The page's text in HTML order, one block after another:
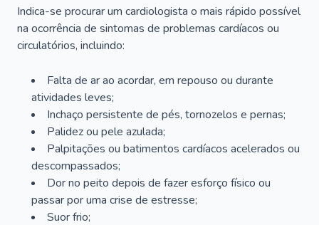
Indica-se procurar um cardiologista o mais rápido possível
na ocorrência de sintomas de problemas cardíacos ou
circulatórios, incluindo:
Falta de ar ao acordar, em repouso ou durante
atividades leves;
Inchaço persistente de pés, tornozelos e pernas;
Palidez ou pele azulada;
Palpitações ou batimentos cardíacos acelerados ou
descompassados;
Dor no peito depois de fazer esforço físico ou
passar por uma crise de estresse;
Suor frio;